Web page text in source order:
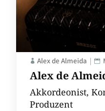
Alex de
Alex de Almeida
Akkordeonist,
Produzent